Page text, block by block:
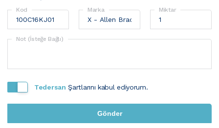
Kod Marka Miktar
Not (İsteğe Bağlı)
Tedersan Şartlarını kabul ediyorum.